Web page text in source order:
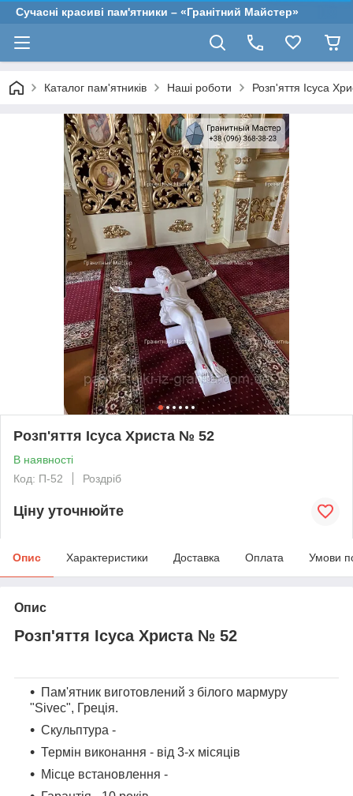
Сучасні красиві пам'ятники – «Гранітний Майстер»
Каталог пам'ятників Наші роботи Розп'яття Ісуса
Розп'яття Ісуса Христа № 52
В наявності
Код: П-52
Роздріб
Ціну уточнюйте
Опис Характеристики Доставка Оплата Умови
Опис
Розп'яття Ісуса Христа № 52
Пам'ятник виготовлений з білого мармуру
"Sivec", Греція.
Скульптура -
Термін виконання - від 3-х місяців
Місце встановлення -